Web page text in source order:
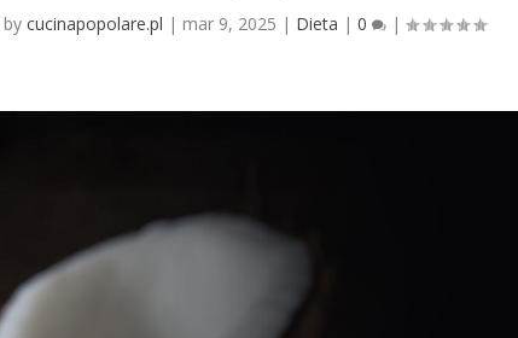
bycucinapopolare.pl | mar 9, 2025 | Dieta |0 |